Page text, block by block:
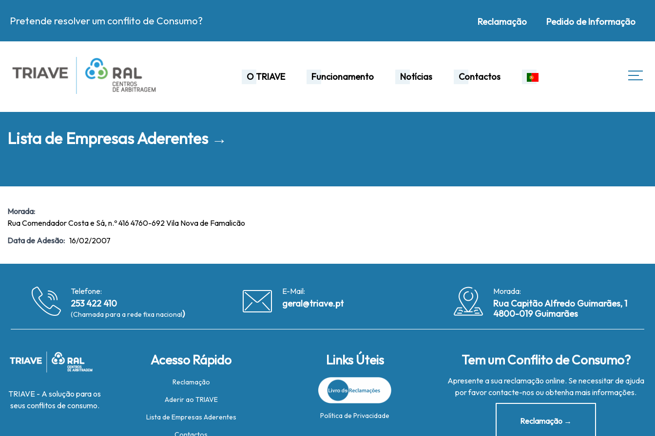
Pretende resolver um conflito de Consumo? Reclamação Pedido de Informação
O TRIAVE Funcionamento Notícias Contactos
Lista de Empresas Aderentes →
Morada:
Rua Comendador Costa e Sá, n.º 416 4760-692 Vila Nova de Famalicão
Data de Adesão: 16/02/2007
Telefone:
253 422 410
(Chamada para a rede fixa nacional)
E-Mail:
geral@triave.pt
Morada:
Rua Capitão Alfredo Guimarães, 1
4800-019 Guimarães
TRIAVE - A solução para os
seus conflitos de consumo.
Acesso Rápido
Reclamação
Aderir ao TRIAVE
Lista de Empresas Aderentes
Links Úteis
Política de Privacidade
Tem um Conflito de Consumo?
Apresente a sua reclamação online. Se necessitar de ajuda
por favor contacte-nos ou obtenha mais informações.
Reclamação →